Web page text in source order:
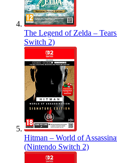
The Legend of Zelda –
Switch 2)
Hitman – World of
(Nintendo Switch 2)